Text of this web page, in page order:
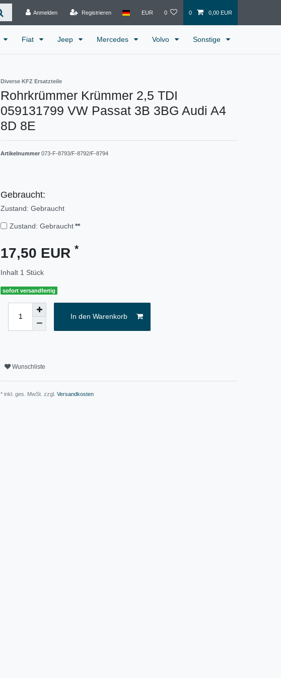
Anmelden Registrieren EUR 0 0 0,00 EUR
Fiat Jeep Mercedes Volvo Sonstige
Diverse KFZ Ersatzteile
Rohrkrümmer Krümmer 2,5 TDI
059131799 VW Passat 3B 3BG Audi A4
8D 8E
Artikelnummer 073-F-8793/F-8792/F-8794
Gebraucht:
Zustand: Gebraucht
Zustand: Gebraucht **
17,50 EUR *
Inhalt 1 Stück
sofort versandfertig
In den Warenkorb
Wunschliste
* inkl. ges. MwSt. zzgl. Versandkosten